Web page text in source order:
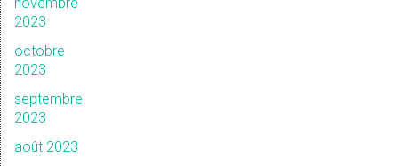
novembre
2023
octobre
2023
septembre
2023
août 2023